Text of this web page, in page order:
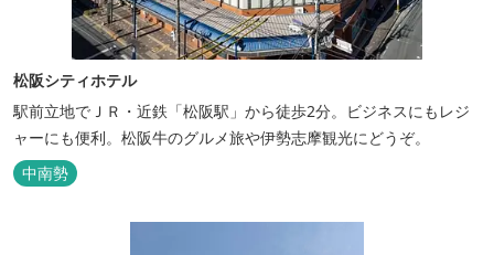
松阪シティホテル
駅前立地でＪＲ・近鉄「松阪駅」から徒歩2分。ビジネスにもレジ
ャーにも便利。松阪牛のグルメ旅や伊勢志摩観光にどうぞ。
中南勢